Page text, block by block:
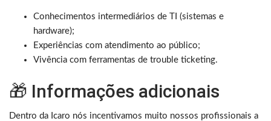
Conhecimentos intermediários de TI (sistemas e
hardware);
Experiências com atendimento ao público;
Vivência com ferramentas de trouble ticketing.
🎁 Informações adicionais
Dentro da Icaro nós incentivamos muito nossos profissionais a